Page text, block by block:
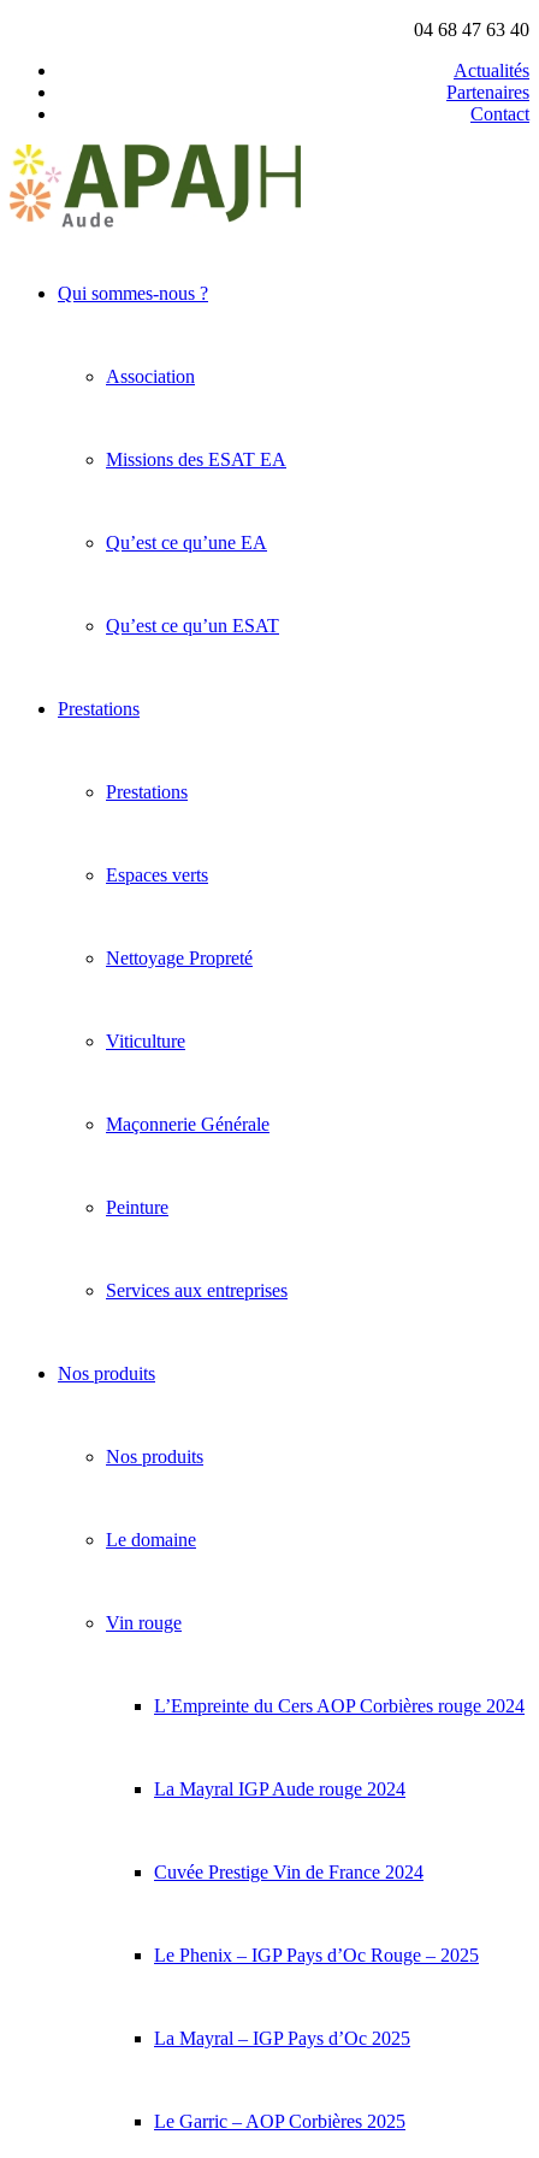
04 68 47 63 40
Actualités
Partenaires
Contact
Qui sommes-nous ?
Association
Missions des ESAT EA
Qu’est ce qu’une EA
Qu’est ce qu’un ESAT
Prestations
Prestations
Espaces verts
Nettoyage Propreté
Viticulture
Maçonnerie Générale
Peinture
Services aux entreprises
Nos produits
Nos produits
Le domaine
Vin rouge
L’Empreinte du Cers AOP Corbières rouge 2024
La Mayral IGP Aude rouge 2024
Cuvée Prestige Vin de France 2024
Le Phenix – IGP Pays d’Oc Rouge – 2025
La Mayral – IGP Pays d’Oc 2025
Le Garric – AOP Corbières 2025